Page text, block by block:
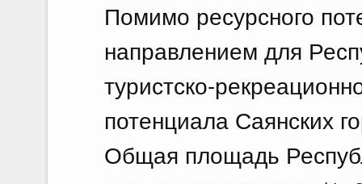
Помимо ресурсного
направлением для
туристско-
потенциала Саянских
Общая площадь